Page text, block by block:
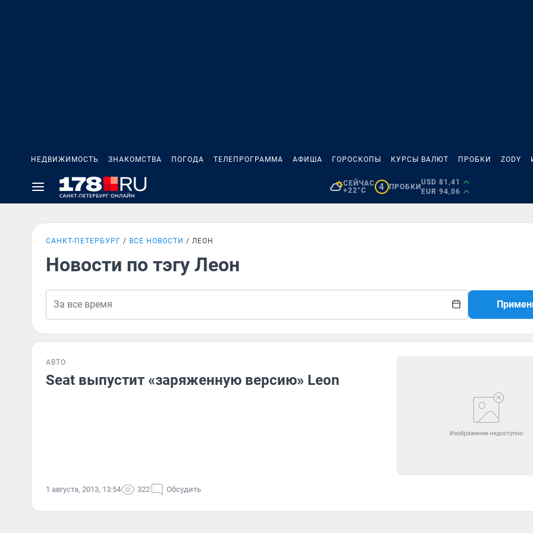
НЕДВИЖИМОСТЬ ЗНАКОМСТВА ПОГОДА ТЕЛЕПРОГРАММА АФИША ГОРОСКОПЫ КУРСЫ ВАЛЮТ ПРОБКИ ZODY
СЕЙЧАС
+22°C
4 ПРОБКИ
USD 81,41
EUR 94,06
САНКТ-ПЕТЕРБУРГ ВСЕ НОВОСТИ ЛЕОН
Новости по тэгу Леон
АВТО
Seat выпустит «заряженную версию» Leon
1 августа, 2013, 13:54 322 Обсудить